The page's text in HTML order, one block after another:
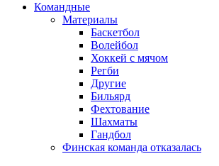
Командные
Материалы
Баскетбол
Волейбол
Хоккей с мячом
Регби
Другие
Бильярд
Фехтование
Шахматы
Гандбол
Финская команда отказалась